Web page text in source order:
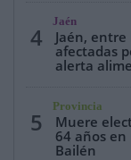
4
Jaén
Jaén,
afectadas
alerta
5
Provincia
Muere
64 años
Bailén